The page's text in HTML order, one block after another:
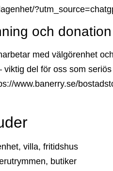
och donation
med välgörenhet och
del för oss som seriös
www.banerry.se/
villa, fritidshus
butiker